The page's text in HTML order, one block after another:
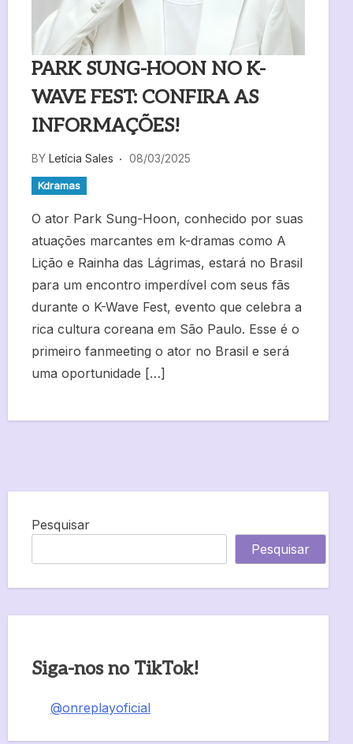
PARK SUNG-HOON NO K-
WAVE FEST: CONFIRA AS
INFORMAÇÕES!
BY Letícia Sales 08/03/2025
Kdramas
O ator Park Sung-Hoon, conhecido por suas
atuações marcantes em k-dramas como A
Lição e Rainha das Lágrimas, estará no Brasil
para um encontro imperdível com seus fãs
durante o K-Wave Fest, evento que celebra a
rica cultura coreana em São Paulo. Esse é o
primeiro fanmeeting o ator no Brasil e será
uma oportunidade […]
Pesquisar
Pesquisar
Siga-nos no TikTok!
@onreplayoficial